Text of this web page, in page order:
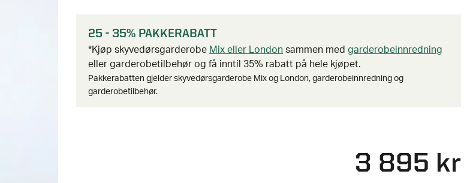
25 - 35% PAKKERABATT
*Kjøp skyvedørsgarderobe Mix eller London sammen med garderobeinnredning
eller garderobetilbehør og få inntil 35% rabatt på hele kjøpet.
Pakkerabatten gjelder skyvedørsgarderobe Mix og London, garderobeinnredning og
garderobetilbehør.
3 895 kr